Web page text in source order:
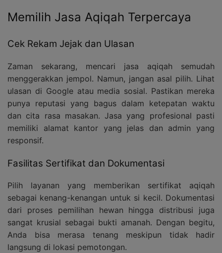
Memilih Jasa Aqiqah Terpercaya
Cek Rekam Jejak dan Ulasan
Zaman sekarang, mencari jasa aqiqah semudah
menggerakkan jempol. Namun, jangan asal pilih. Lihat
ulasan di Google atau media sosial. Pastikan mereka
punya reputasi yang bagus dalam ketepatan waktu
dan cita rasa masakan. Jasa yang profesional pasti
memiliki alamat kantor yang jelas dan admin yang
responsif.
Fasilitas Sertifikat dan Dokumentasi
Pilih layanan yang memberikan sertifikat aqiqah
sebagai kenang-kenangan untuk si kecil. Dokumentasi
dari proses pemilihan hewan hingga distribusi juga
sangat krusial sebagai bukti amanah. Dengan begitu,
Anda bisa merasa tenang meskipun tidak hadir
langsung di lokasi pemotongan.